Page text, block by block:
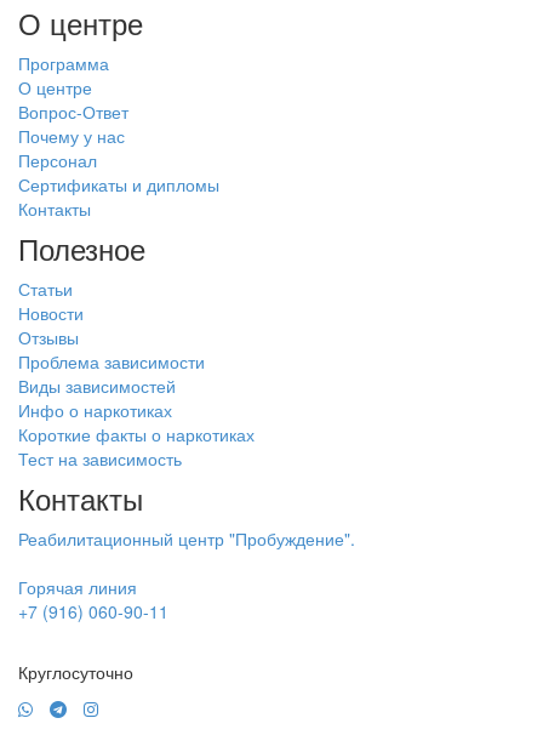
О центре
Программа
О центре
Вопрос-Ответ
Почему у нас
Персонал
Сертификаты и дипломы
Контакты
Полезное
Статьи
Новости
Отзывы
Проблема зависимости
Виды зависимостей
Инфо о наркотиках
Короткие факты о наркотиках
Тест на зависимость
Контакты
Реабилитационный центр "Пробуждение".
Горячая линия
+7 (916) 060-90-11
Круглосуточно